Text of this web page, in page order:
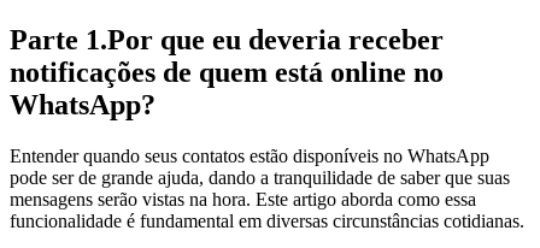
Parte 1.Por que eu deveria receber
notificações de quem está online no
WhatsApp?
Entender quando seus contatos estão disponíveis no WhatsApp
pode ser de grande ajuda, dando a tranquilidade de saber que suas
mensagens serão vistas na hora. Este artigo aborda como essa
funcionalidade é fundamental em diversas circunstâncias cotidianas.